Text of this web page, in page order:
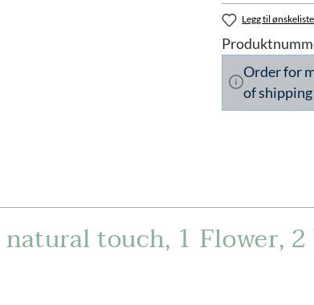
Legg til ønskeliste
Order for
of shipping
touch, 1 Flower,